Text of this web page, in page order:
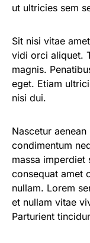
ut ultricies sem
Sit nisi vitae
vidi orci aliquet.
magnis.
eget. Etiam
nisi dui.
Nascetur
condimentum
massa imperdiet
consequat amet
nullam. Lorem
et nullam vitae
Parturient